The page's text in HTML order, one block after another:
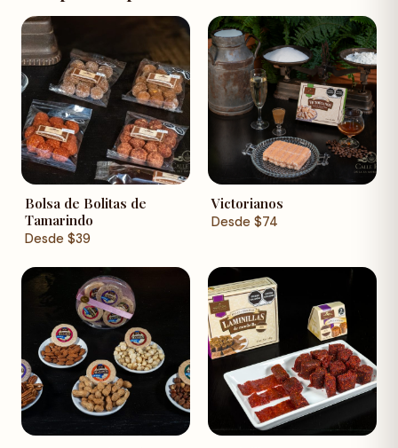
Bolsa de Bolitas de
Tamarindo
Desde $39
Victorianos
Desde $74